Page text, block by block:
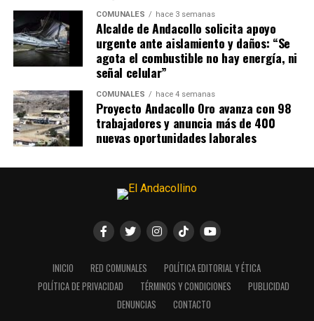
COMUNALES hace 3 semanas
Alcalde de Andacollo solicita apoyo
urgente ante aislamiento y daños: “Se
agota el combustible no hay energía, ni
señal celular”
COMUNALES hace 4 semanas
Proyecto Andacollo Oro avanza con 98
trabajadores y anuncia más de 400
nuevas oportunidades laborales
INICIO RED COMUNALES
POLÍTICA EDITORIAL Y ÉTICA
POLÍTICA DE PRIVACIDAD
TÉRMINOS Y CONDICIONES
PUBLICIDAD
DENUNCIAS
CONTACTO